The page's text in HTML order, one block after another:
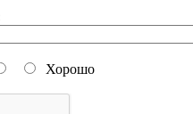
Хорошо